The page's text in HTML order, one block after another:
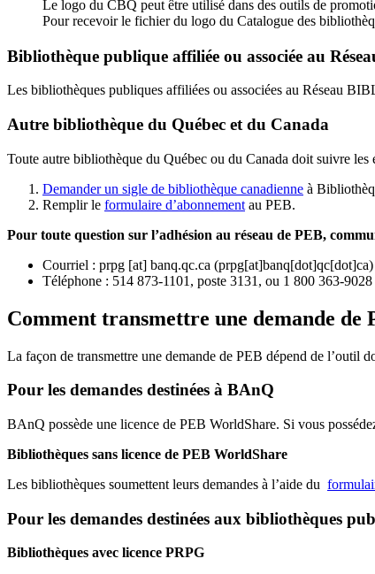
Le logo du CBQ peut être utilisé dans des outils de
Pour recevoir le fichier du logo du Catalogue des
Bibliothèque publique affiliée ou associée au
Les bibliothèques publiques affiliées ou associées au Réseau
Autre bibliothèque du Québec et du Canada
Toute autre bibliothèque du Québec ou du Canada doit suivre les
Demander un sigle de bibliothèque canadienne à
Remplir le formulaire d’abonnement au PEB.
Pour toute question sur l’adhésion au réseau de PEB,
Courriel : prpg [at] banq.qc.ca (prpg[at]banq[dot]qc[dot]ca)
Téléphone : 514 873-1101, poste 3131, ou 1 800 363-9028
Comment transmettre une demande de
La façon de transmettre une demande de PEB dépend de l’outil
Pour les demandes destinées à BAnQ
BAnQ possède une licence de PEB WorldShare. Si vous
Bibliothèques sans licence de PEB WorldShare
Les bibliothèques soumettent leurs demandes à l’aide du
Pour les demandes destinées aux bibliothèques
Bibliothèques avec licence PRPG